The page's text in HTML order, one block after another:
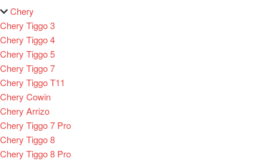
Chery
Chery Tiggo 3
Chery Tiggo 4
Chery Tiggo 5
Chery Tiggo 7
Chery Tiggo T11
Chery Cowin
Chery Arrizo
Chery Tiggo 7 Pro
Chery Tiggo 8
Chery Tiggo 8 Pro